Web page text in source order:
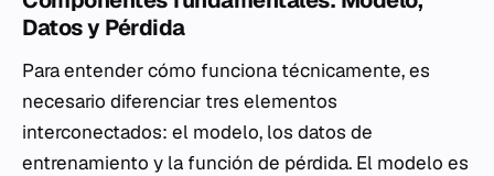
Datos y Pérdida
Para entender cómo funciona técnicamente, es
necesario diferenciar tres elementos
interconectados: el modelo, los datos de
entrenamiento y la función de pérdida. El modelo es